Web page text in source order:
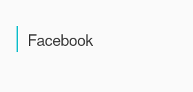
Facebook